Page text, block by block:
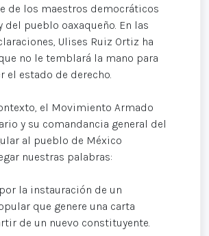
de los maestros democráticos
del pueblo oaxaqueño. En las
Ulises Ruiz Ortiz ha
no le temblará la mano para
el estado de derecho.
el Movimiento Armado
y su comandancia general del
al pueblo de México
nuestras palabras:
la instauración de un
que genere una carta
de un nuevo constituyente.